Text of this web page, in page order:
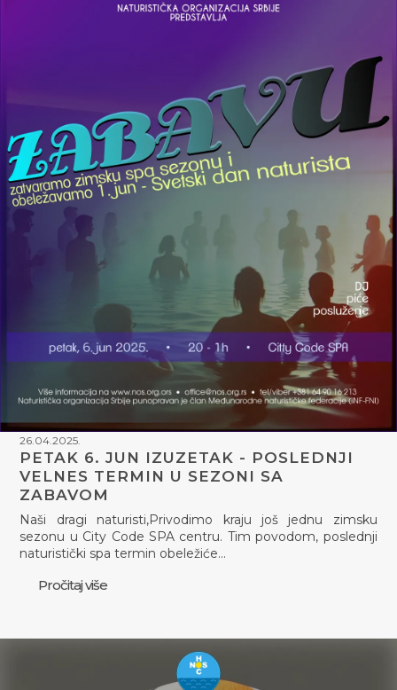
26.04.2025.
PETAK 6. JUN IZUZETAK - POSLEDNJI
VELNES TERMIN U SEZONI SA
ZABAVOM
Naši dragi naturisti,Privodimo kraju još jednu zimsku
sezonu u City Code SPA centru. Tim povodom, poslednji
naturistički spa termin obeležiće…
Pročitaj više